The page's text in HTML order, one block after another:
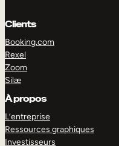
Clients
Booking.com
Rexel
Zoom
Silæ
À propos
L’entreprise
Ressources graphiques
Investisseurs